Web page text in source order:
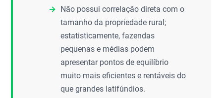
Não possui correlação direta com o
tamanho da propriedade rural;
estatisticamente, fazendas
pequenas e médias podem
apresentar pontos de equilíbrio
muito mais eficientes e rentáveis do
que grandes latifúndios.